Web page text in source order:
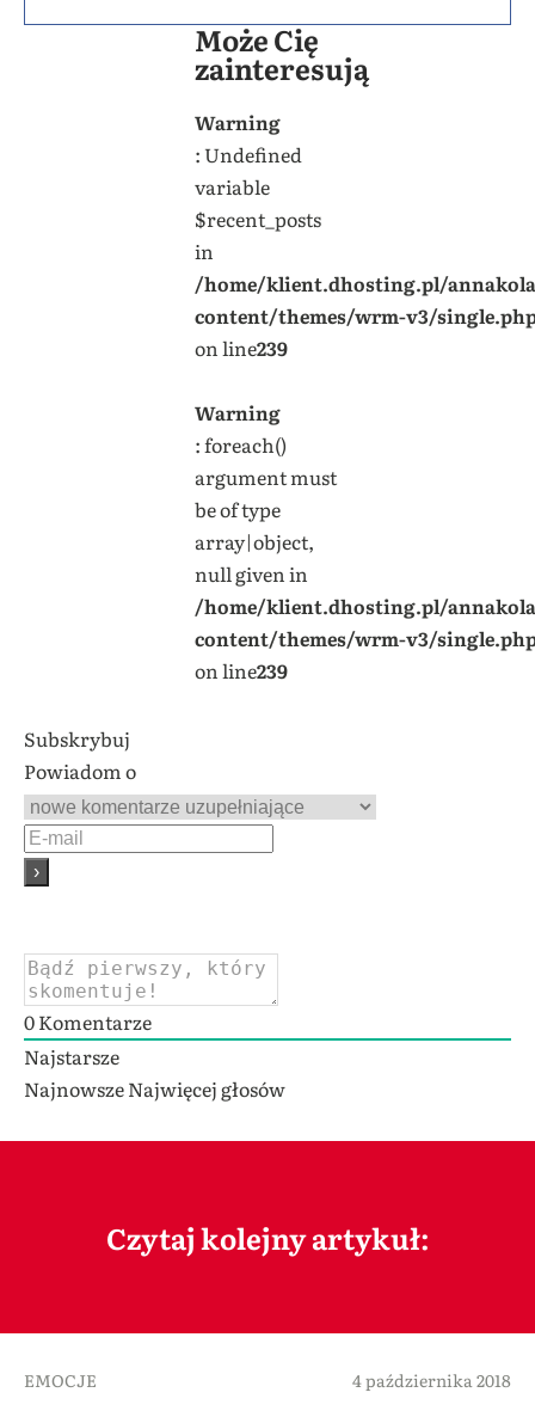
Może Cię
zainteresują
Warning
: Undefined
variable
$recent_posts
in
/home/klient.dhosting.pl/
content/themes/wrm-v3/
on line239
Warning
: foreach()
argument must
be of type
array|object,
null given in
/home/klient.dhosting.pl/
content/themes/wrm-v3/
on line239
Subskrybuj
Powiadom o
0Komentarze
Najstarsze
NajnowszeNajwięcej głosów
Czytaj kolejny artykuł:
EMOCJE 4 października 2018